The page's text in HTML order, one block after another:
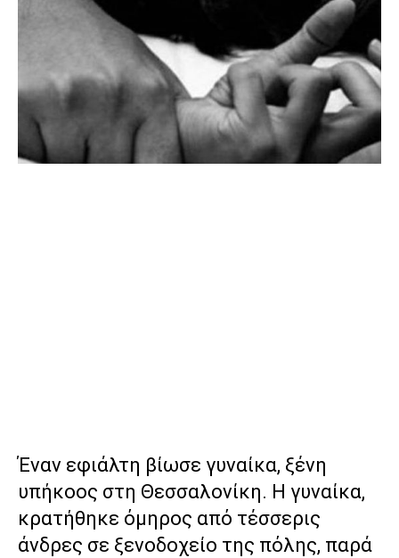
Έναν εφιάλτη βίωσε γυναίκα, ξένη
υπήκοος στη Θεσσαλονίκη. Η γυναίκα,
κρατήθηκε όμηρος από τέσσερις
άνδρες σε ξενοδοχείο της πόλης, παρά